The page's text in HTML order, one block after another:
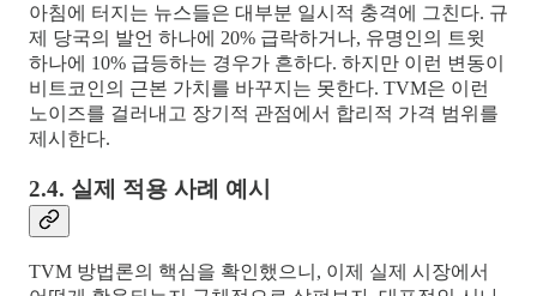
아침에 터지는 뉴스들은 대부분 일시적 충격에 그친다. 규
제 당국의 발언 하나에 20% 급락하거나, 유명인의 트윗
하나에 10% 급등하는 경우가 흔하다. 하지만 이런 변동이
비트코인의 근본 가치를 바꾸지는 못한다. TVM은 이런
노이즈를 걸러내고 장기적 관점에서 합리적 가격 범위를
제시한다.
2.4. 실제 적용 사례 예시
TVM 방법론의 핵심을 확인했으니, 이제 실제 시장에서